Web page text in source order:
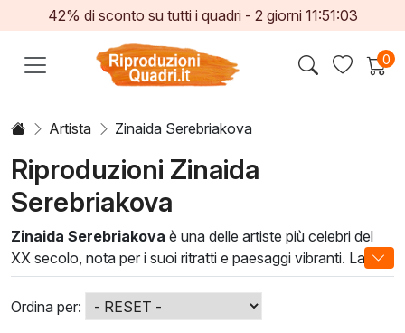
42% di sconto su tutti i quadri - 2 giorni 11:51:00
0
Artista Zinaida Serebriakova
Riproduzioni Zinaida
Serebriakova
Zinaida Serebriakova è una delle artiste più celebri del
XX secolo, nota per i suoi ritratti e paesaggi vibranti. La sua
arte riflette una fusione unica di impressionismo e realismo,
creando opere che catturano l'attenzione grazie alla loro
bellezza e profondità emotiva. Serebriakova ha saputo
Ordina per: